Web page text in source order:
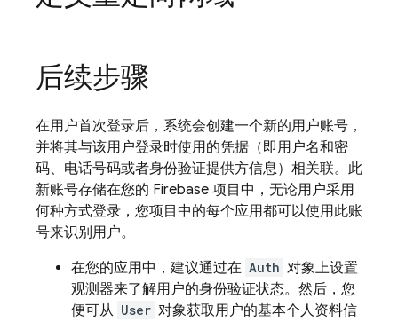
后续步骤
在用户首次登录后，系统会创建一个新的用户账号，
并将其与该用户登录时使用的凭据（即用户名和密
码、电话号码或者身份验证提供方信息）相关联。此
新账号存储在您的 Firebase 项目中，无论用户采用
何种方式登录，您项目中的每个应用都可以使用此账
号来识别用户。
在您的应用中，建议通过在 Auth 对象上设置
观测器来了解用户的身份验证状态。然后，您
便可从 User 对象获取用户的基本个人资料信